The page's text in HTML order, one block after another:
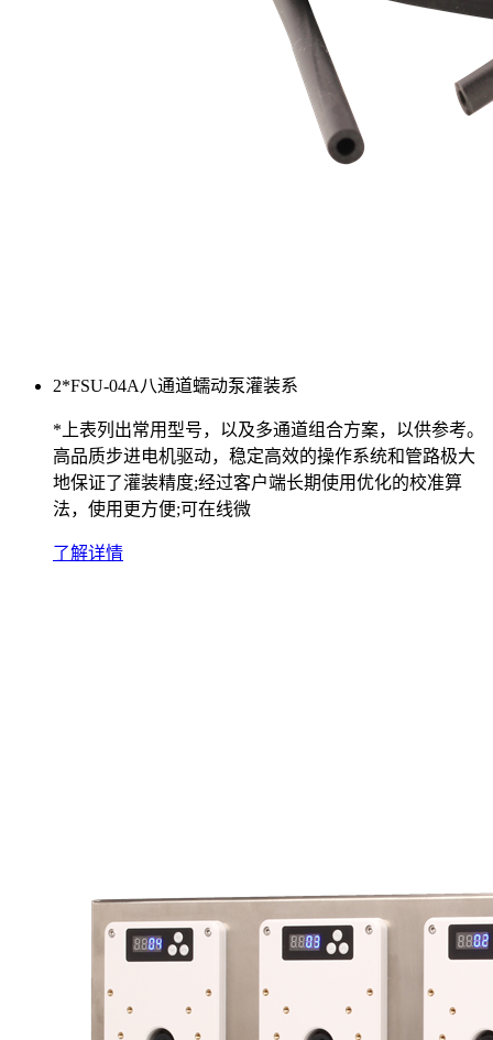
2*FSU-04A八通道蠕动泵灌装系
*上表列出常用型号，以及多通道组合方案，以供参考。
高品质步进电机驱动，稳定高效的操作系统和管路极大
地保证了灌装精度;经过客户端长期使用优化的校准算
法，使用更方便;可在线微
了解详情